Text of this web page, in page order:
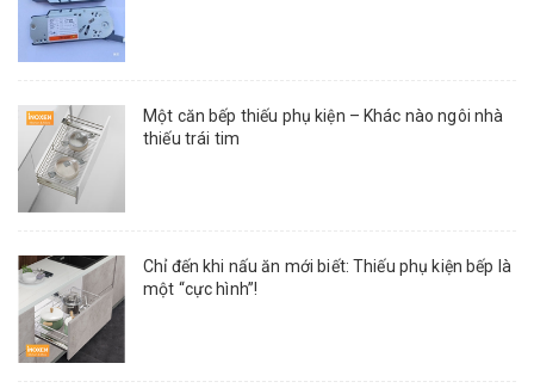
Một căn bếp thiếu phụ kiện – Khác nào ngôi nhà
thiếu trái tim
Chỉ đến khi nấu ăn mới biết: Thiếu phụ kiện bếp là
một “cực hình”!